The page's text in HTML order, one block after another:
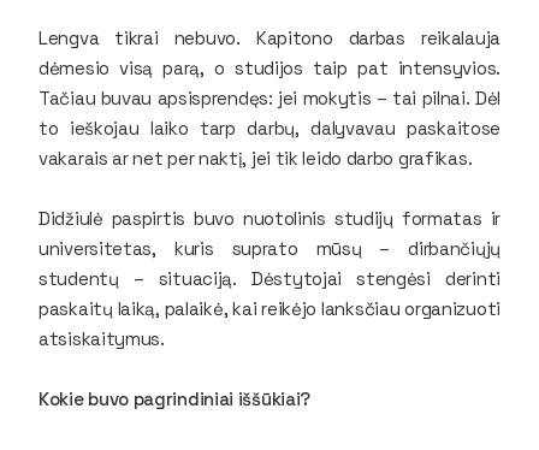
Lengva tikrai nebuvo. Kapitono darbas reikalauja
dėmesio visą parą, o studijos taip pat intensyvios.
Tačiau buvau apsisprendęs: jei mokytis – tai pilnai. Dėl
to ieškojau laiko tarp darbų, dalyvavau paskaitose
vakarais ar net per naktį, jei tik leido darbo grafikas.
Didžiulė paspirtis buvo nuotolinis studijų formatas ir
universitetas, kuris suprato mūsų – dirbančiųjų
studentų – situaciją. Dėstytojai stengėsi derinti
paskaitų laiką, palaikė, kai reikėjo lanksčiau organizuoti
atsiskaitymus.
Kokie buvo pagrindiniai iššūkiai?